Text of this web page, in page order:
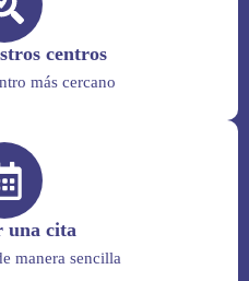
centros
más cercano
una cita
manera sencilla